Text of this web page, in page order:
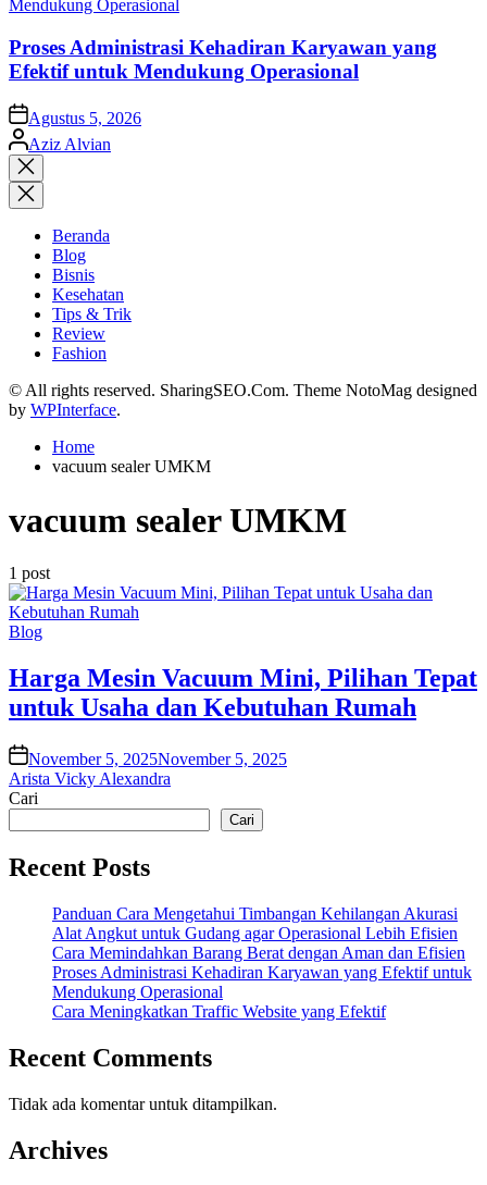
Proses Administrasi Kehadiran Karyawan yang
Efektif untuk Mendukung Operasional
on Agustus 5, 2026
Posted
by
Aziz Alvian
Close
search
Beranda
Blog
Bisnis
Kesehatan
Tips & Trik
Review
Fashion
© All rights reserved. SharingSEO.Com. Theme NotoMag designed
by WPInterface.
Home
vacuum sealer UMKM
vacuum sealer UMKM
1 post
Posted
Blog
Harga Mesin Vacuum Mini, Pilihan Tepat
untuk Usaha dan Kebutuhan Rumah
onNovember 5, 2025November 5, 2025
Arista Vicky Alexandra
Cari
Cari
Recent Posts
Panduan Cara Mengetahui Timbangan Kehilangan Akurasi
Alat Angkut untuk Gudang agar Operasional Lebih Efisien
Cara Memindahkan Barang Berat dengan Aman dan Efisien
Proses Administrasi Kehadiran Karyawan yang Efektif untuk
Mendukung Operasional
Cara Meningkatkan Traffic Website yang Efektif
Recent Comments
Tidak ada komentar untuk ditampilkan.
Archives